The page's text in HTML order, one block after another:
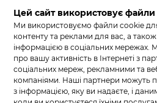
Новинки
Акційні товари
Акції/Знижки
ПРИЄДНУЙТЕСЬ ДО НАС
Цей сайт використовує
Ми використовуємо файли cookie для
контенту та реклами для вас, а
інформацією в соціальних мережах.
про вашу активність в Інтернеті з
соціальних мереж, рекламними та
компаніями. Наші партнери можуть
з інформацією, яку ви надаєте, і